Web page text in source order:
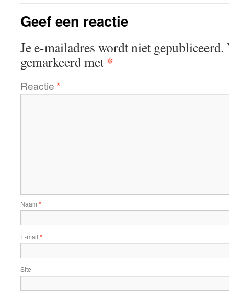
Geef een reactie
Je e-mailadres wordt niet gepubliceerd.
gemarkeerd met *
Reactie *
Naam *
E-mail *
Site